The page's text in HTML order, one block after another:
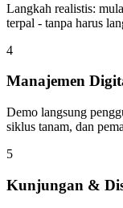
Langkah realistis:
terpal - tanpa harus
4
Manajemen
Demo langsung
siklus tanam, dan
5
Kunjungan &